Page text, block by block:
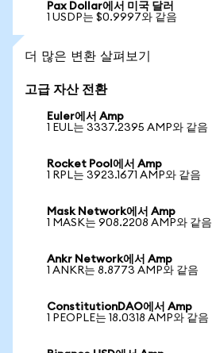
Pax Dollar에서 미국 달러
1 USDP는 $0.9997와 같음
더 많은 변환 살펴보기
고급 자산 전환
Euler에서 Amp
1 EUL는 3337.2395 AMP와 같음
Rocket Pool에서 Amp
1 RPL는 3923.1671 AMP와 같음
Mask Network에서 Amp
1 MASK는 908.2208 AMP와 같음
Ankr Network에서 Amp
1 ANKR는 8.8773 AMP와 같음
ConstitutionDAO에서 Amp
1 PEOPLE는 18.0318 AMP와 같음